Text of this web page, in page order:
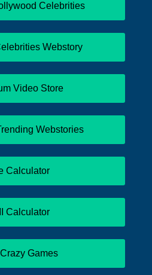
Celebrities
Webstory
Video Store
Webstories
Calculator
Calculator
Games